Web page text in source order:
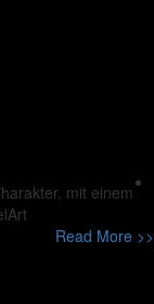
mit einem
Read More >>